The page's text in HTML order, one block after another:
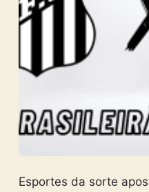
Esportes da sorte